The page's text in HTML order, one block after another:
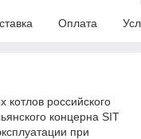
Оплата
котлов российского
концерна SIT
при